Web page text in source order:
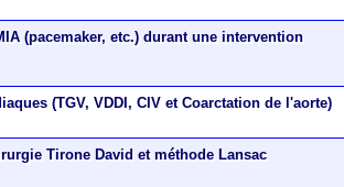
(pacemaker, etc.) durant une intervention
(TGV, VDDI, CIV et Coarctation de l'aorte)
Tirone David et méthode Lansac